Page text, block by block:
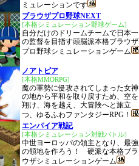
ミュレーションです
ブラウザプロ野球NEXT
[本格シミュレーション野球ゲーム]
自分だけのドリームチームで日本一
の監督を目指す頭脳派本格ブラウザ
プロ野球シミュレーションゲーム
ノアトピア
[本格MMORPG]
魔の軍勢に侵攻されてしまった女神
の地から平和を取り戻すため、空を
翔け、海を越え、大冒険へと旅立
つ、ゆるふわファンタジーRPG！
エンパイア戦記
[本格シミュレーション対戦バトル]
中世ヨーロッパの領主となり、最強
の領地を作ろう！ 硬派な本格ブラ
ウザシミュレーションゲーム